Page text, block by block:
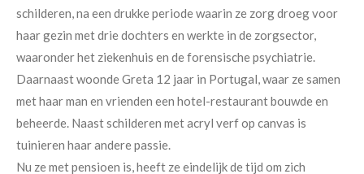
schilderen, na een drukke periode waarin ze zorg droeg voor
haar gezin met drie dochters en werkte in de zorgsector,
waaronder het ziekenhuis en de forensische psychiatrie.
Daarnaast woonde Greta 12 jaar in Portugal, waar ze samen
met haar man en vrienden een hotel-restaurant bouwde en
beheerde. Naast schilderen met acryl verf op canvas is
tuinieren haar andere passie.
Nu ze met pensioen is, heeft ze eindelijk de tijd om zich